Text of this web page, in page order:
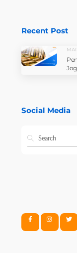
Recent Post
Social Media